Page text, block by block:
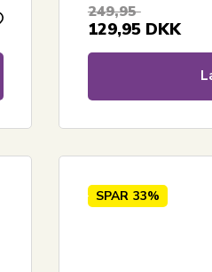
249,95
129,95 DKK
SPAR 33%